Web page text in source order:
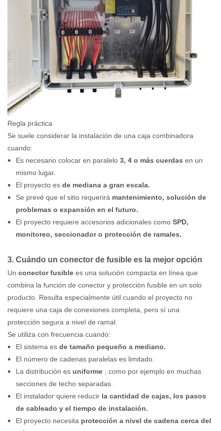
Regla práctica
Se suele considerar la instalación de una caja combinadora
cuando:
Es necesario colocar en paralelo 3, 4 o más cuerdas en un
mismo lugar.
El proyecto es de mediana a gran escala.
Se prevé que el sitio requerirá mantenimiento, solución de
problemas o expansión en el futuro.
El proyecto requiere accesorios adicionales como SPD,
monitoreo, seccionador o protección de ramales.
3. Cuándo un conector de fusible es la mejor opción
Un conector fusible es una solución compacta en línea que
combina la función de conector y protección fusible en un solo
producto. Resulta especialmente útil cuando el proyecto no
requiere una caja de conexiones completa, pero sí una
protección segura a nivel de ramal.
Se utiliza con frecuencia cuando:
El sistema es de tamaño pequeño a mediano.
El número de cadenas paralelas es limitado.
La distribución es uniforme, como por ejemplo en muchas
secciones de techo separadas.
El instalador quiere reducir la cantidad de cajas, los pasos
de cableado y el tiempo de instalación.
El proyecto necesita protección a nivel de cadena cerca del